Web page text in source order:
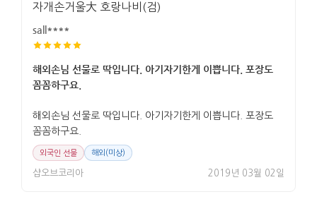
자개손거울大 호랑나비(검)
sall****
해외손님 선물로 딱입니다. 아기자기한게 이쁩니다. 포장도
꼼꼼하구요.
해외손님 선물로 딱입니다. 아기자기한게 이쁩니다. 포장도
꼼꼼하구요.
외국인 선물 해외(미상)
샵오브코리아 2019년 03월 02일